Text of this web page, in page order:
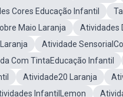
Cores Educação Infantil
Maio Laranja
Atividades
Atividade
Com TintaEducação Infantil
Atividade20 Laranja
InfantilLemon